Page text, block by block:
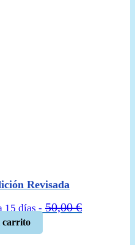
Revisada
15 días - 50,00€
carrito